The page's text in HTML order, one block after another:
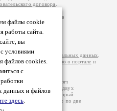
файлы cookie
работы сайта.
вы
условиями
файлов cookies.
с
данных и файлов
здесь.
договора
принадлежат авторам
произведений возможна
вы можете
Ответственность за
на
обработки персональных данных
подробнуюинформацию о портале и
– порядка 200 тысяч
просматривают более двух
посещаемости, который
В каждой графе указано по две
посетителей.